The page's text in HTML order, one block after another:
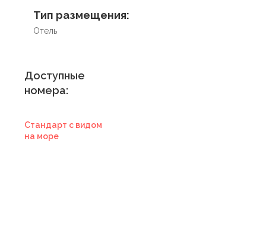
Тип размещения:
Отель
Доступные
номера:
Стандарт с видом
на море